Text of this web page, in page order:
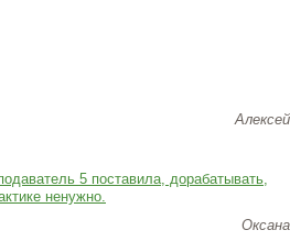
Алексей
5 поставила, дорабатывать,
ненужно.
Оксана